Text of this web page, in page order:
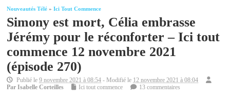
Nouveautés Télé »Ici Tout Commence
Simony est mort, Célia embrasse
Jérémy pour le réconforter – Ici tout
commence 12 novembre 2021
(épisode 270)
Publié le9 novembre 2021 à 08:54 - Modifié le 12 novembre 2021 à 08:04
ParIsabelle Corteilles Ici tout commence 13 commentaires